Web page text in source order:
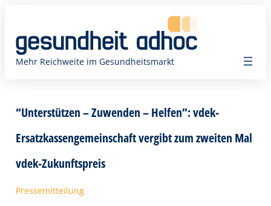
springen
Mehr Reichweite im Gesundheitsmarkt
“Unterstützen – Zuwenden – Helfen”: vdek-
Ersatzkassengemeinschaft vergibt zum zweiten Mal
vdek-Zukunftspreis
Pressemitteilung